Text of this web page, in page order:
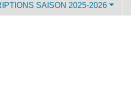
SAISON 2025-2026